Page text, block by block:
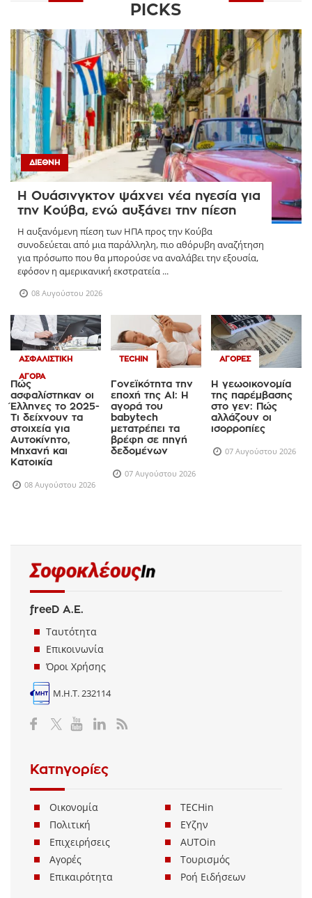
EDITORS'
PICKS
ΔΙΕΘΝΉ
Η Ουάσινγκτον ψάχνει νέα ηγεσία για
την Κούβα, ενώ αυξάνει την πίεση
Η αυξανόμενη πίεση των ΗΠΑ προς την Κούβα
συνοδεύεται από μια παράλληλη, πιο αθόρυβη αναζήτηση
για πρόσωπο που θα μπορούσε να αναλάβει την εξουσία,
εφόσον η αμερικανική εκστρατεία ...
ΑΣΦΑΛΙΣΤΙΚΉ
ΑΓΟΡΆ
Πώς
ασφαλίστηκαν οι
Έλληνες το 2025-
Τι δείχνουν τα
στοιχεία για
Αυτοκίνητο,
Μηχανή και
Γονεϊκότητα την
εποχή της AI: Η
αγορά του
babytech
μετατρέπει τα
βρέφη σε πηγή
Η γεωοικονομία
της παρέμβασης
στο γεν: Πώς
αλλάζουν οι
freeD Α.Ε.
Ταυτότητα
Επικοινωνία
Όροι Χρήσης
Κατηγορίες
Οικονομία
Πολιτική
Επιχειρήσεις
Αγορές
TECHin
ΕΥζην
AUTOin
Τουρισμός